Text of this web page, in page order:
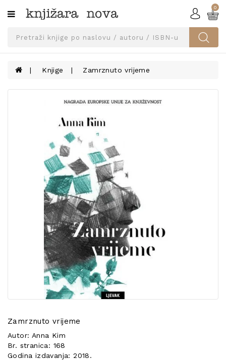
Kategorije
SVEUČILIŠNA
UDŽBENICI
KNJIGE
UDŽBENIKE!
POSEBNA
0
Knjige Zamrznuto vrijeme
Zamrznuto vrijeme
Autor: Anna Kim
Br. stranica: 168
Godina izdavanja: 2018.